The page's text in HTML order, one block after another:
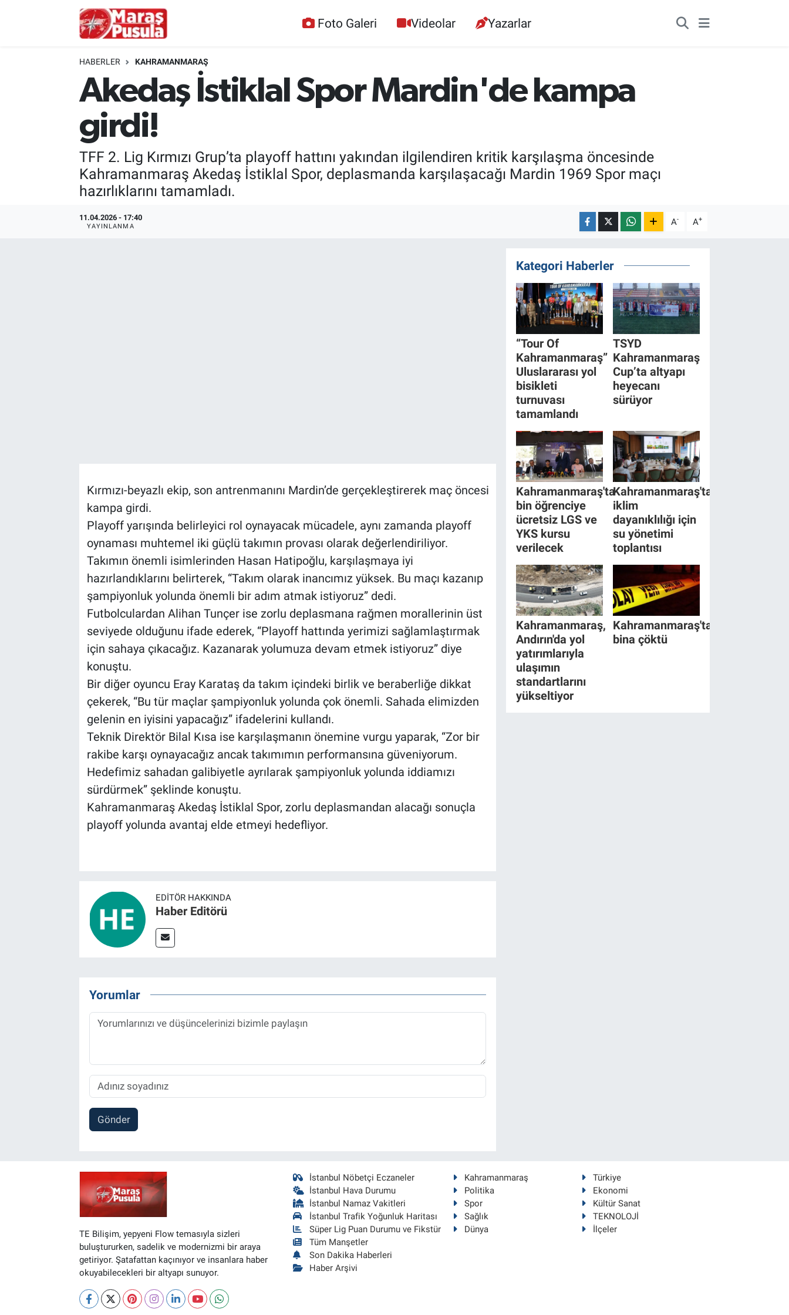
Foto Galeri Videolar Yazarlar
HABERLER KAHRAMANMARAŞ
Akedaş İstiklal Spor Mardin'de kampa
girdi!
TFF 2. Lig Kırmızı Grup’ta playoff hattını yakından ilgilendiren kritik karşılaşma öncesinde
Kahramanmaraş Akedaş İstiklal Spor, deplasmanda karşılaşacağı Mardin 1969 Spor maçı
hazırlıklarını tamamladı.
11.04.2026 - 17:40
YAYINLANMA A- A+
Kırmızı-beyazlı ekip, son antrenmanını Mardin’de gerçekleştirerek maç öncesi
kampa girdi.
Playoff yarışında belirleyici rol oynayacak mücadele, aynı zamanda playoff
oynaması muhtemel iki güçlü takımın provası olarak değerlendiriliyor.
Takımın önemli isimlerinden Hasan Hatipoğlu, karşılaşmaya iyi
hazırlandıklarını belirterek, “Takım olarak inancımız yüksek. Bu maçı kazanıp
şampiyonluk yolunda önemli bir adım atmak istiyoruz” dedi.
Futbolculardan Alihan Tunçer ise zorlu deplasmana rağmen morallerinin üst
seviyede olduğunu ifade ederek, “Playoff hattında yerimizi sağlamlaştırmak
için sahaya çıkacağız. Kazanarak yolumuza devam etmek istiyoruz” diye
konuştu.
Bir diğer oyuncu Eray Karataş da takım içindeki birlik ve beraberliğe dikkat
çekerek, “Bu tür maçlar şampiyonluk yolunda çok önemli. Sahada elimizden
gelenin en iyisini yapacağız” ifadelerini kullandı.
Teknik Direktör Bilal Kısa ise karşılaşmanın önemine vurgu yaparak, “Zor bir
rakibe karşı oynayacağız ancak takımımın performansına güveniyorum.
Hedefimiz sahadan galibiyetle ayrılarak şampiyonluk yolunda iddiamızı
sürdürmek” şeklinde konuştu.
Kahramanmaraş Akedaş İstiklal Spor, zorlu deplasmandan alacağı sonuçla
playoff yolunda avantaj elde etmeyi hedefliyor.
EDITÖR HAKKINDA
Haber Editörü
Yorumlar
Gönder
Kategori Haberler
“Tour Of
Kahramanmaraş”
Uluslararası yol
bisikleti
turnuvası
tamamlandı
TSYD
Kahramanmaraş
Cup’ta altyapı
heyecanı
sürüyor
Kahramanmaraş'ta
bin öğrenciye
ücretsiz LGS ve
YKS kursu
verilecek
Kahramanmaraş'ta
iklim
dayanıklılığı için
su yönetimi
toplantısı
Kahramanmaraş,
Andırın'da yol
yatırımlarıyla
ulaşımın
standartlarını
yükseltiyor
Kahramanmaraş'ta
bina çöktü
TE Bilişim, yepyeni Flow temasıyla sizleri
buluştururken, sadelik ve modernizmi bir araya
getiriyor. Şatafattan kaçınıyor ve insanlara haber
okuyabilecekleri bir altyapı sunuyor.
İstanbul Nöbetçi Eczaneler
İstanbul Hava Durumu
İstanbul Namaz Vakitleri
İstanbul Trafik Yoğunluk Haritası
Süper Lig Puan Durumu ve Fikstür
Tüm Manşetler
Son Dakika Haberleri
Haber Arşivi
Kahramanmaraş
Türkiye
Politika
Ekonomi
Spor
Kültür Sanat
Sağlık
TEKNOLOJİ
Dünya
İlçeler
Kültür Sanat
HABERDE İNSAN
BİLİM VE TEKNOLOJİ
İstanbul Hava Durumu
İstanbul Namaz Vakitleri
İstanbul Trafik Yoğunluk Haritası
Süper Lig Puan Durumu ve Fikstür
Tüm Manşetler
Son Dakika Haberleri